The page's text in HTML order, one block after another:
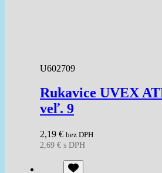
U602709
Rukavice UVEX
veľ. 9
2,19 € bez DPH
2,69 € s DPH